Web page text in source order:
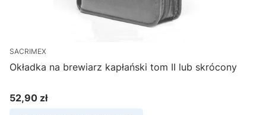
SACRIMEX
Okładka na brewiarz kapłański tom II lub skrócony
Cena
52,90 zł